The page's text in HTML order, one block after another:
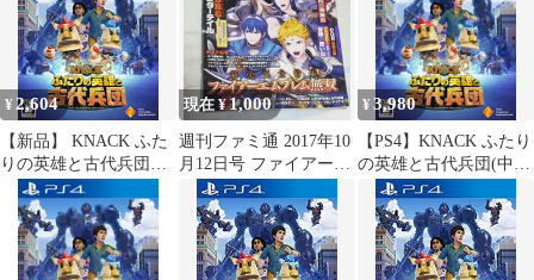
¥ 2,604
【新品】 KNACK ふた
りの英雄と古代兵団
PlayStation4 (PS4) [ゲー
ムソフト]
現在 ¥1,000
週刊ファミ通 2017年10
月12日号 ファイアーエ
ムブレム無双
¥3,980
【PS4】KNACK ふたり
の英雄と古代兵団(中古